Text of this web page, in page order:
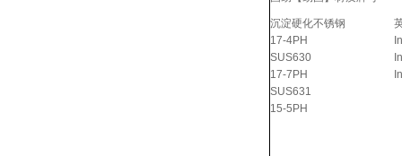
沉淀硬化不锈钢
17-4PH
SUS630
17-7PH
SUS631
15-5PH